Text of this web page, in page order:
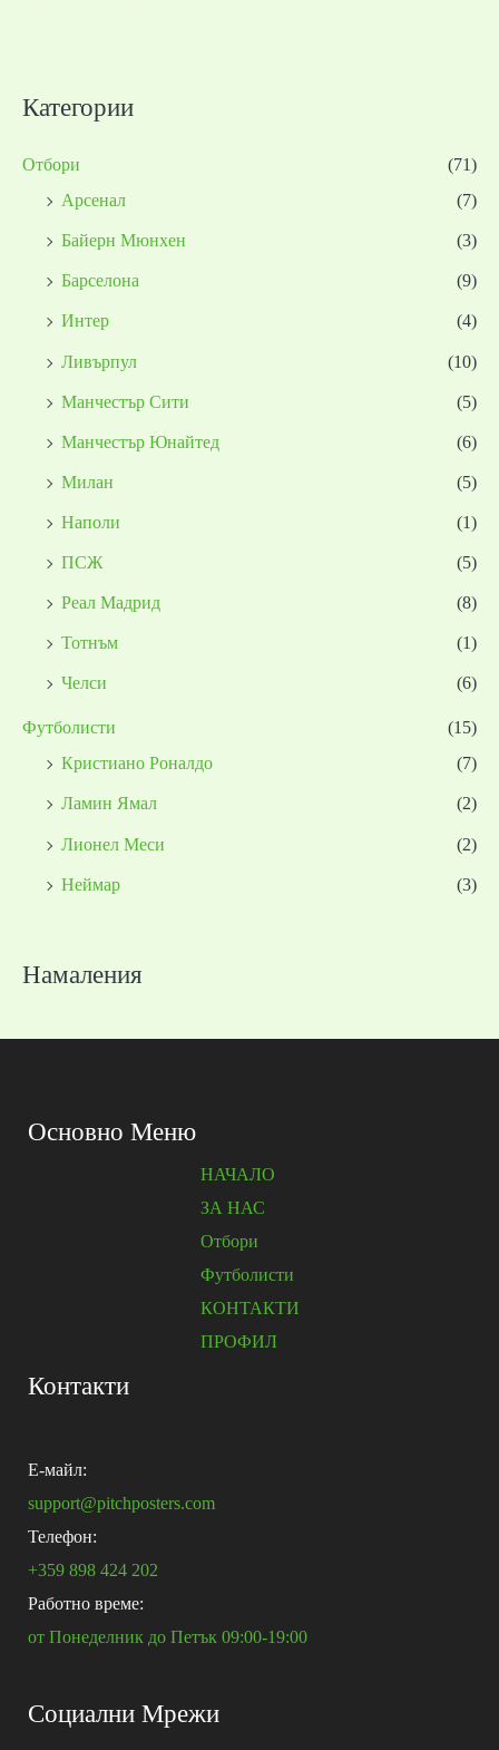
Категории
Отбори
(71)
Арсенал
(7)
Байерн Мюнхен
(3)
Барселона
(9)
Интер
(4)
Ливърпул
(10)
Манчестър Сити
(5)
Манчестър Юнайтед
(6)
Милан
(5)
Наполи
(1)
ПСЖ
(5)
Реал Мадрид
(8)
Тотнъм
(1)
Челси
(6)
Футболисти
(15)
Кристиано Роналдо
(7)
Ламин Ямал
(2)
Лионел Меси
(2)
Неймар
(3)
Намаления
Основно Меню
НАЧАЛО
ЗА НАС
Отбори
Футболисти
КОНТАКТИ
ПРОФИЛ
Контакти
E-майл:
support@pitchposters.com
Телефон:
+359 898 424 202
Работно време:
от Понеделник до Петък 09:00-19:00
Социални Мрежи